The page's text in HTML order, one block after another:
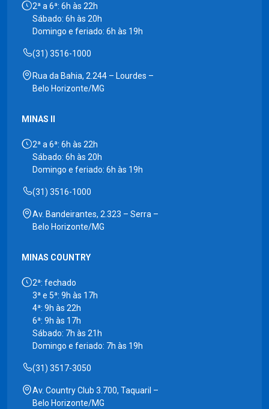
2ª a 6ª: 6h às 22h
Sábado: 6h às 20h
Domingo e feriado: 6h às 19h
(31) 3516-1000
Rua da Bahia, 2.244 – Lourdes –
Belo Horizonte/MG
MINAS II
2ª a 6ª: 6h às 22h
Sábado: 6h às 20h
Domingo e feriado: 6h às 19h
(31) 3516-1000
Av. Bandeirantes, 2.323 – Serra –
Belo Horizonte/MG
MINAS COUNTRY
2ª: fechado
3ª e 5ª: 9h às 17h
4ª: 9h às 22h
6ª: 9h às 17h
Sábado: 7h às 21h
Domingo e feriado: 7h às 19h
(31) 3517-3050
Av. Country Club 3.700, Taquaril –
Belo Horizonte/MG